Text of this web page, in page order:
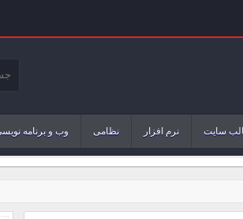
سایت نرم افزار نظامی وب و برنامه